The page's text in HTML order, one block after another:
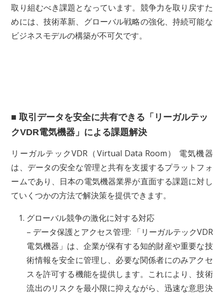
取り組むべき課題となっています。競争力を取り戻すた
めには、技術革新、グローバル戦略の強化、持続可能な
ビジネスモデルの構築が不可欠です。
■ 取引データを安全に共有できる「リーガルテッ
クVDR電気機器」による課題解決
リーガルテックVDR（Virtual Data Room） 電気機器
は、データの安全な管理と共有を支援するプラットフォ
ームであり、日本の電気機器業界が直面する課題に対し
ていくつかの方法で解決策を提供できます。
グローバル競争の激化に対する対応
– データ保護とアクセス管理: 「リーガルテックVDR
電気機器」は、企業が保有する知的財産や重要な技
術情報を安全に管理し、必要な関係者にのみアクセ
スを許可する機能を提供します。これにより、技術
流出のリスクを最小限に抑えながら、迅速な意思決